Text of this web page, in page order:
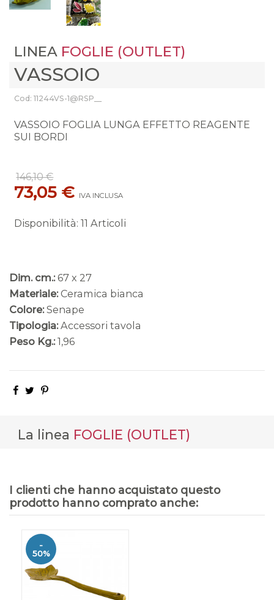
LINEA FOGLIE (OUTLET)
VASSOIO
Cod: 11244VS-1@RSP__
VASSOIO FOGLIA LUNGA EFFETTO REAGENTE
SUI BORDI
146,10 €
73,05 € IVA INCLUSA
Disponibilità: 11 Articoli
Dim. cm.: 67 x 27
Materiale: Ceramica bianca
Colore: Senape
Tipologia: Accessori tavola
Peso Kg.: 1,96
La linea FOGLIE (OUTLET)
I clienti che hanno acquistato questo
prodotto hanno comprato anche:
-
50%